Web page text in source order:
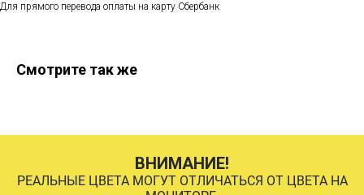
Для прямого перевода оплаты на карту Сбербанк
Смотрите так же
ВНИМАНИЕ!
РЕАЛЬНЫЕ ЦВЕТА МОГУТ ОТЛИЧАТЬСЯ ОТ ЦВЕТА НА